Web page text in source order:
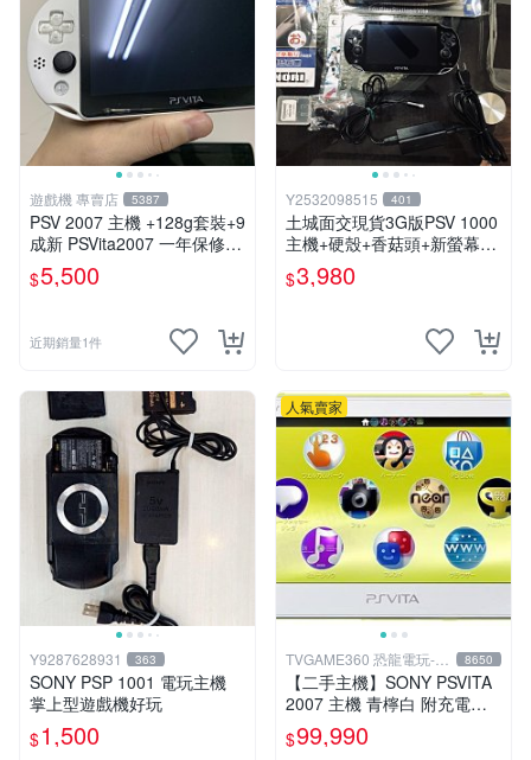
遊戲機 專賣店 5387
PSV 2007 主機 +128g套裝+9
成新 PSVita2007 一年保修
遊戲機 以改 變革
$5,500
近期銷量1件
Y2532098515 401
土城面交現貨3G版PSV 1000
主機+硬殼+香菇頭+新螢幕玻
璃貼+初音掛繩+可改機版本8
成新 一年保修如照片所有的
$3,980
Y9287628931 363
SONY PSP 1001 電玩主機
掌上型遊戲機好玩
$1,500
人氣賣家
TVGAME360 恐龍電玩-台
中店
8650
【二手主機】SONY PSVITA
2007 主機 青檸白 附充電器
USB傳輸線 PS VITA PSV 台
中恐龍電玩
$99,990